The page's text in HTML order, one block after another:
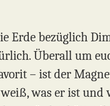
Erde bezüglich
Überall um
– ist der
was er ist und